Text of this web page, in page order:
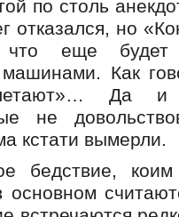
по столь
отказался, но
что еще будет
Как
Да и
не
кстати вымерли.
коим
основном